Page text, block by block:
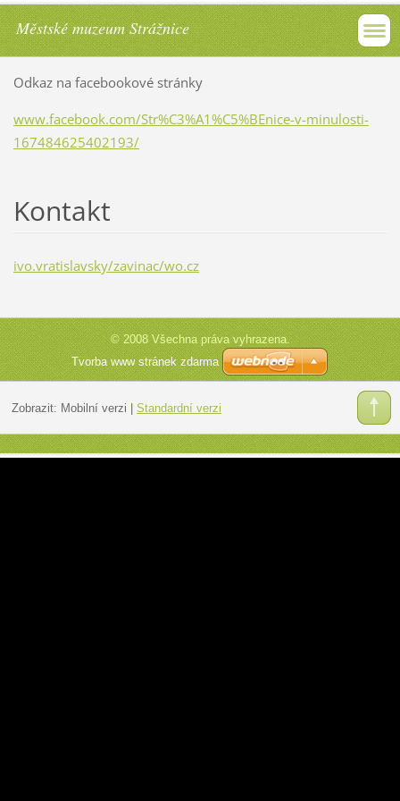
Městské muzeum Strážnice
Odkaz na facebookové stránky
www.facebook.com/Str%C3%A1%C5%BEnice-v-minulosti-
167484625402193/
Kontakt
ivo.vratislavsky/zavinac/wo.cz
© 2008 Všechna práva vyhrazena.
Tvorba www stránek zdarma
Zobrazit: Mobilní verzi Standardní verzi